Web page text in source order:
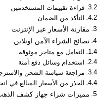
قراءة تقييمات المستخدمين
التأكد من الضمان
مقارنة الأسعار عبر الإنترنت
نصائح الشراء الآمن اونلاين
التعامل مع متاجر موثوقة
استخدام وسائل دفع آمنة
مراجعة سياسة الشحن
الحذر من الأسعار المبالغ في
مميزات شراء جهاز كشف الذهب